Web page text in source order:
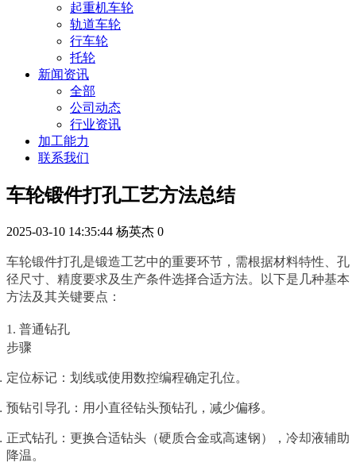
起重机车轮
轨道车轮
行车轮
托轮
新闻资讯
全部
公司动态
行业资讯
加工能力
联系我们
车轮锻件打孔工艺方法总结
2025-03-10 14:35:44 杨英杰 0
车轮锻件打孔是锻造工艺中的重要环节，需根据材料特性、孔
径尺寸、精度要求及生产条件选择合适方法。以下是几种基本
方法及其关键要点：
1. 普通钻孔
步骤
定位标记：划线或使用数控编程确定孔位。
预钻引导孔：用小直径钻头预钻孔，减少偏移。
正式钻孔：更换合适钻头（硬质合金或高速钢），冷却液辅助
降温。